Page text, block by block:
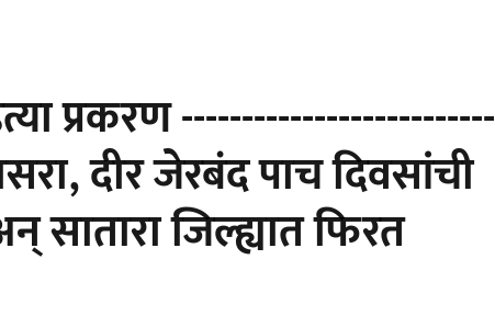
प्रकरण --------------------------
दीर जेरबंद पाच दिवसांची
सातारा जिल्ह्यात फिरत